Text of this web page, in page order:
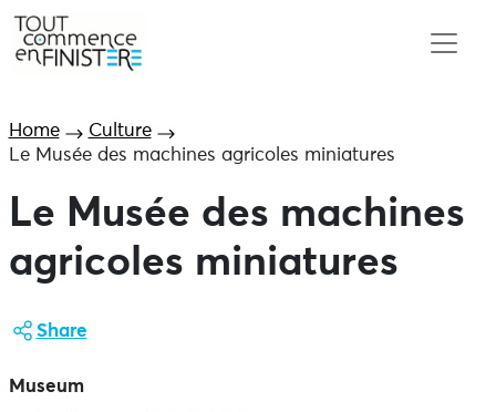
Home
Culture
Le Musée des machines agricoles miniatures
Le Musée des machines
agricoles miniatures
Share
Museum